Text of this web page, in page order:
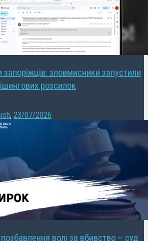
запоріжців: зловмисники запустили
розсилок
, 23/07/2026
позбавлення волі за вбивство – суд